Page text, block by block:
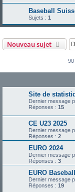
Baseball
Sujets : 1
Nouveau sujet
90
Site de
Dernier message
Réponses : 15
CE U23 2025
Dernier message
Réponses : 2
EURO 2024
Dernier message
Réponses : 3
EURO
Dernier message
Réponses : 19